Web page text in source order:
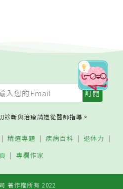
診斷與治療請遵從醫師指導。
精選專題 疾病百科
退休力
專欄作家
著作權所有 2022